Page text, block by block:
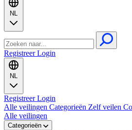
NL
RegistreerLogin
NL
RegistreerLogin
Alle veilingen Categorieën Zelf veilen
Alle veilingen
Categorieën